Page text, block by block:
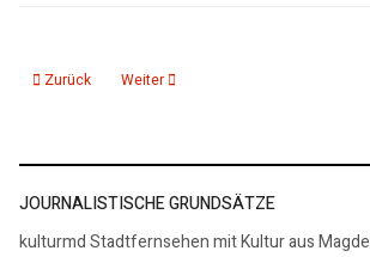
Vorheriger Beitrag: 011117 Lettner Dom restasuriert
Zurück Nächster Beitrag: 070716 achter
Weiter
JOURNALISTISCHE GRUNDSÄTZE
kulturmd Stadtfernsehen mit Kultur aus